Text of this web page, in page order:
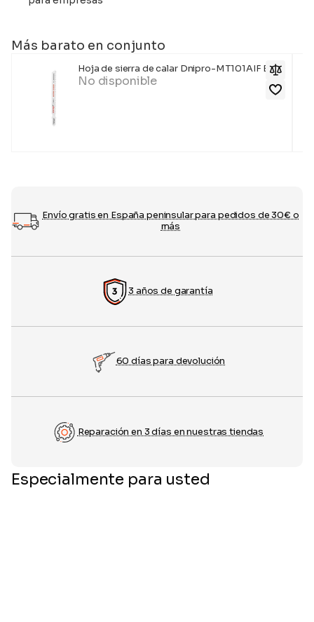
Más barato en conjunto
Hoja de sierra de calar Dnipro-M T101AIF BIM
No disponible
Envío gratis en España peninsular para pedidos de 30€ o
más
3 años de garantía
60 días para devolución
Reparación en 3 días en nuestras tiendas
Especialmente para usted